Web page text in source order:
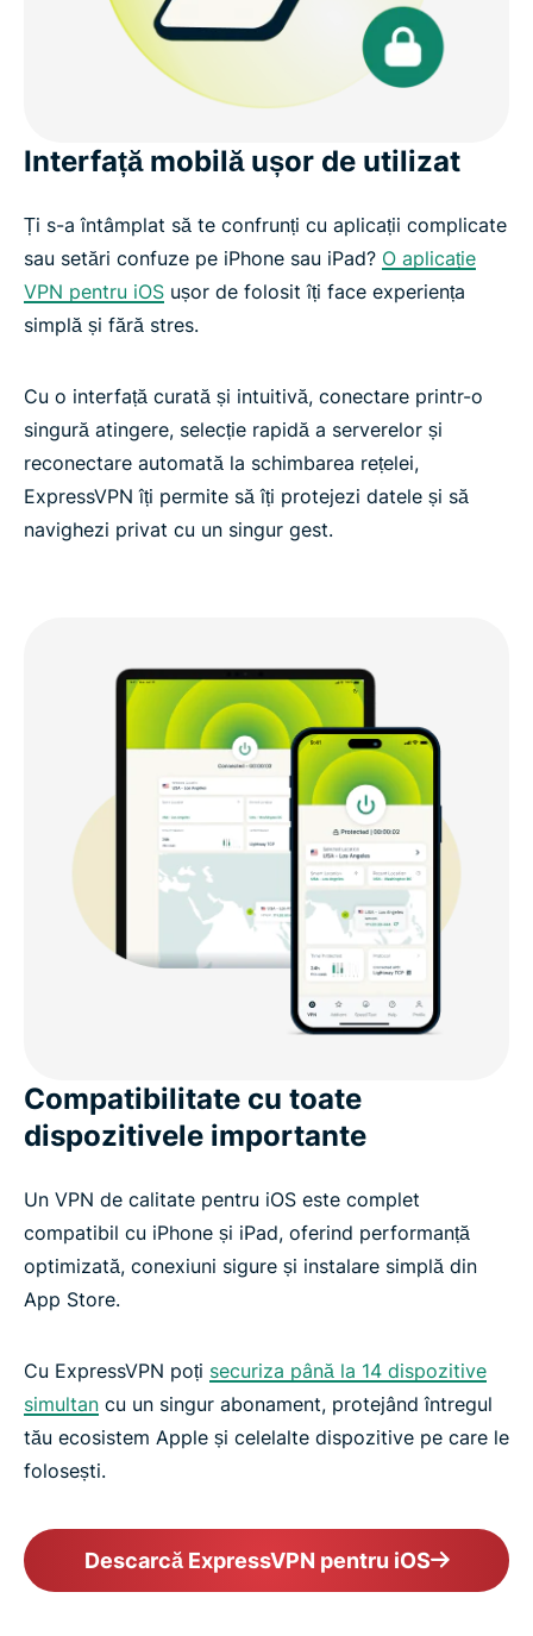
Interfață mobilă ușor de utilizat
Ți s-a întâmplat să te confrunți cu aplicații complicate
sau setări confuze pe iPhone sau iPad? O aplicație
VPN pentru iOS ușor de folosit îți face experiența
simplă și fără stres.
Cu o interfață curată și intuitivă, conectare printr-o
singură atingere, selecție rapidă a serverelor și
reconectare automată la schimbarea rețelei,
ExpressVPN îți permite să îți protejezi datele și să
navighezi privat cu un singur gest.
Compatibilitate cu toate
dispozitivele importante
Un VPN de calitate pentru iOS este complet
compatibil cu iPhone și iPad, oferind performanță
optimizată, conexiuni sigure și instalare simplă din
App Store.
Cu ExpressVPN poți securiza până la 14 dispozitive
simultan cu un singur abonament, protejând întregul
tău ecosistem Apple și celelalte dispozitive pe care le
folosești.
Descarcă ExpressVPN pentru iOS